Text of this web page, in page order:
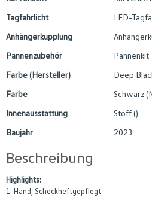
Tagfahrlicht
LED-
Anhängerkupplung
Pannenzubehör
Pannenkit
Farbe (Hersteller)
Deep
Farbe
Schwarz
Innenausstattung
Stoff ()
Baujahr
2023
Beschreibung
Highlights:
1. Hand; Scheckheftgepflegt